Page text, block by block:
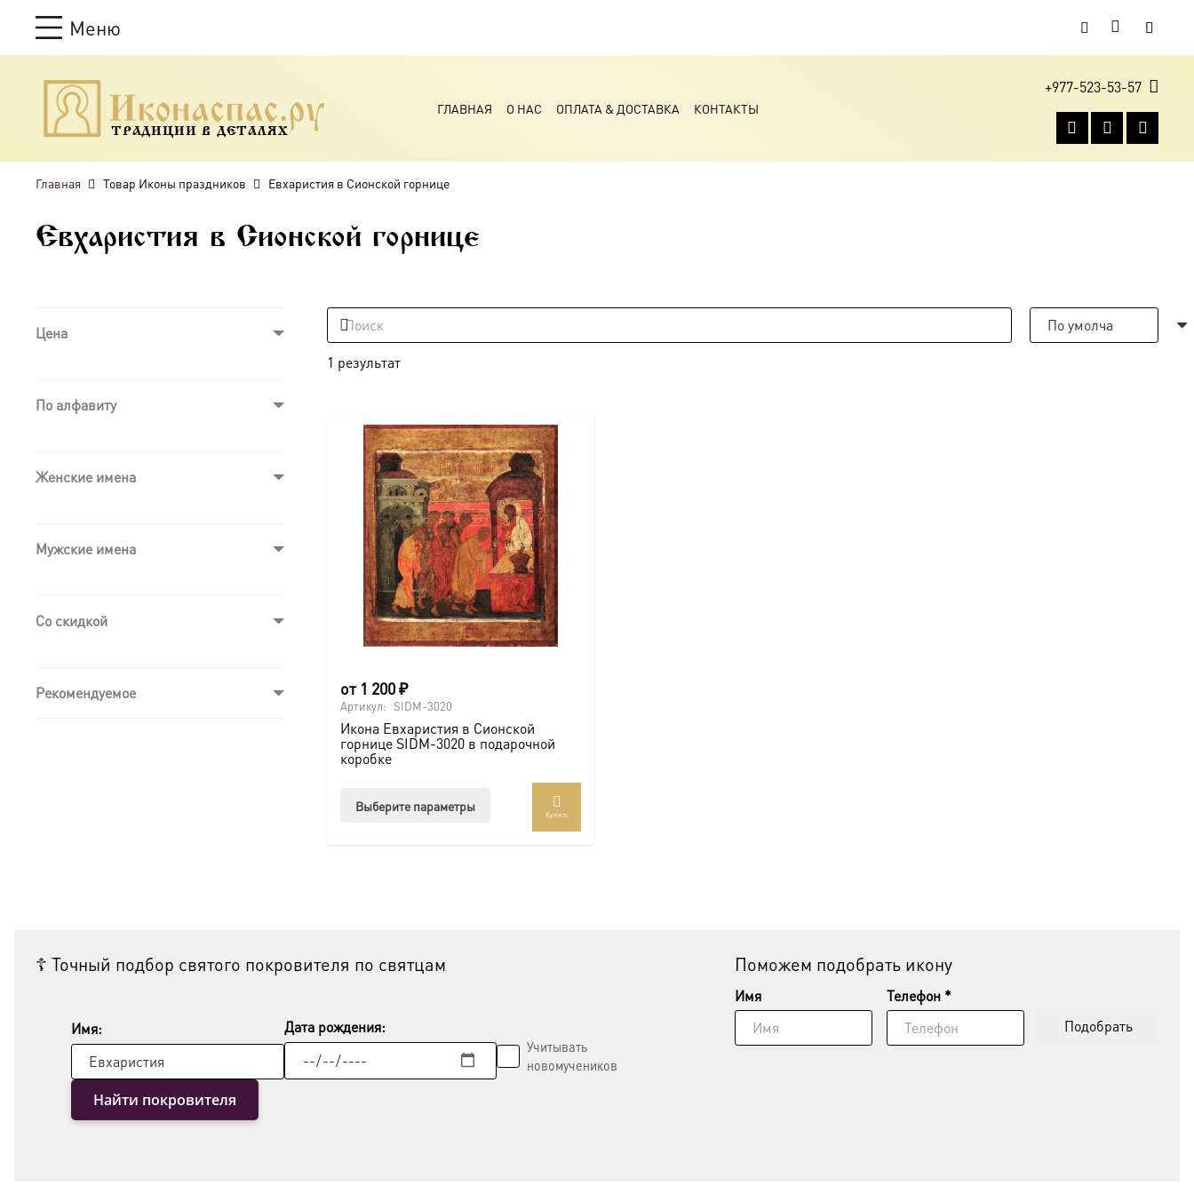
Меню
ТРАДИЦИИ В ДЕТАЛЯХ
ГЛАВНАЯ О НАС ОПЛАТА & ДОСТАВКА КОНТАКТЫ
+977-523-53-57
Главная Товар Иконы праздников Евхаристия в Сионской горнице
Евхаристия в Сионской горнице
Цена
По алфавиту
Женские имена
Мужские имена
Со скидкой
Рекомендуемое
1 результат
от 1 200₽
Артикул: SIDM-3020
Икона Евхаристия в Сионской
горнице SIDM-3020 в подарочной
коробке
Выберите параметры
Купить
☦ Точный подбор святого покровителя по святцам
Имя: Дата рождения:
Учитывать
новомучеников
Найти покровителя
Поможем подобрать икону
Имя
Телефон *
Подобрать